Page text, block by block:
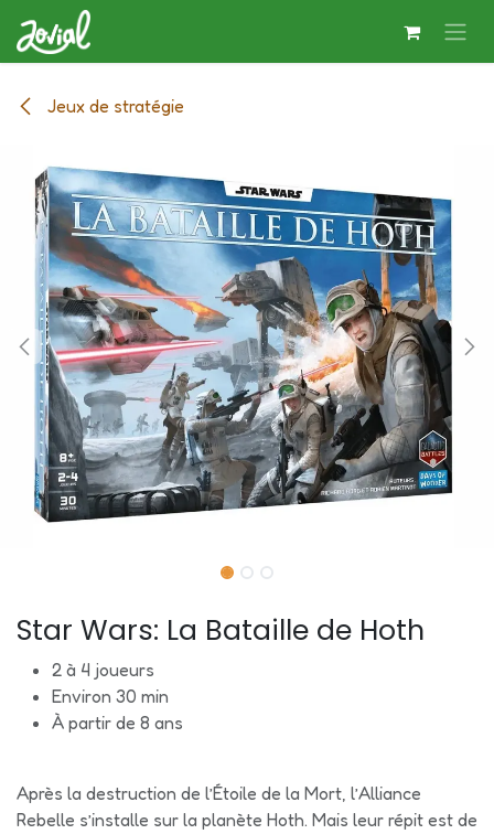
Se rendre au contenu
Jeux de stratégie
Star Wars: La Bataille de Hoth
2 à 4 joueurs
Environ 30 min
À partir de 8 ans
Après la destruction de l’Étoile de la Mort, l’Alliance
Rebelle s’installe sur la planète Hoth. Mais leur répit est de